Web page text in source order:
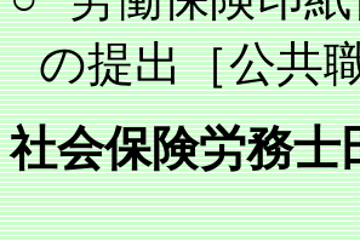
の提出［公共
社会保険労務士